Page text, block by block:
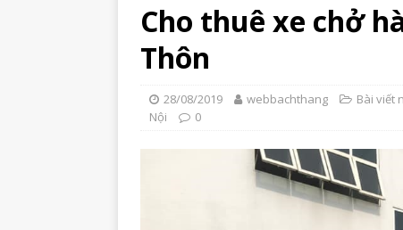
Cho thuê xe chở
Thôn
28/08/2019 webbachthang Bài viết
Nội
0